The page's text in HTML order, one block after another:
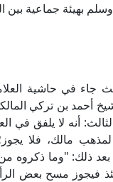
بهيئة جماعية بين
جاء في حاشية
أحمد بن ‏تركي
أنه لا يلفق في
مالك، فلا يجوز؛
بعد ‏ذلك: "وما ذكروه
فيجوز مسح بعض